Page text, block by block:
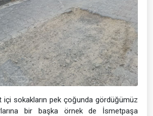
içi sokakların pek çoğunda gördüğümüz
bir başka örnek de İsmetpaşa